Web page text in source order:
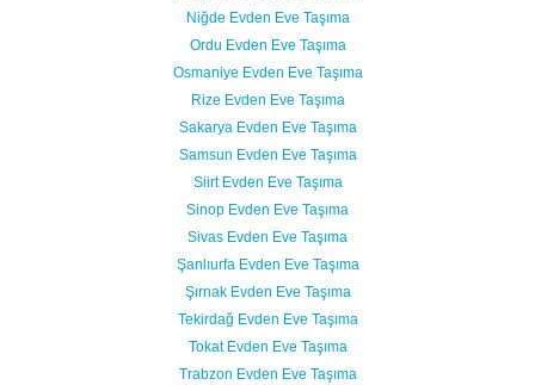
Niğde Evden Eve Taşıma
Ordu Evden Eve Taşıma
Osmaniye Evden Eve Taşıma
Rize Evden Eve Taşıma
Sakarya Evden Eve Taşıma
Samsun Evden Eve Taşıma
Siirt Evden Eve Taşıma
Sinop Evden Eve Taşıma
Sivas Evden Eve Taşıma
Şanlıurfa Evden Eve Taşıma
Şırnak Evden Eve Taşıma
Tekirdağ Evden Eve Taşıma
Tokat Evden Eve Taşıma
Trabzon Evden Eve Taşıma